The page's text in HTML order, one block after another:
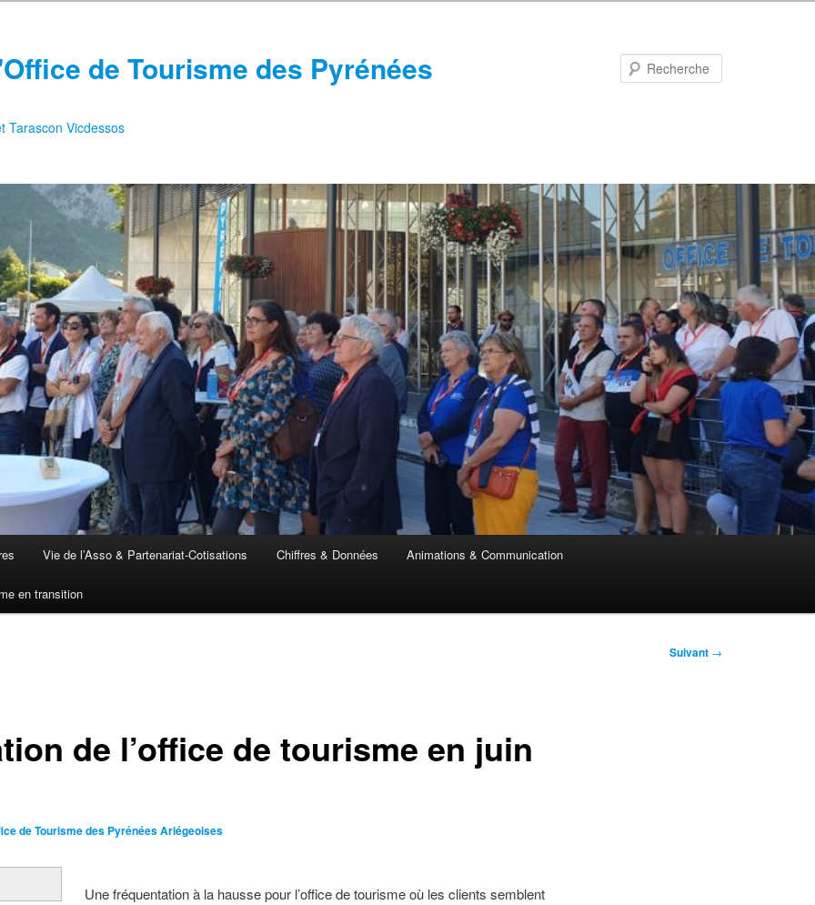
de Tourisme des Pyrénées
Tarascon Vicdessos
Vie de l’Asso & Partenariat-Cotisations Chiffres & Données Animations & Communication
en transition
Suivant →
de l’office de tourisme en juin
de Tourisme des Pyrénées Ariégeoises
Une fréquentation à la hausse pour l’office de tourisme où les clients semblent